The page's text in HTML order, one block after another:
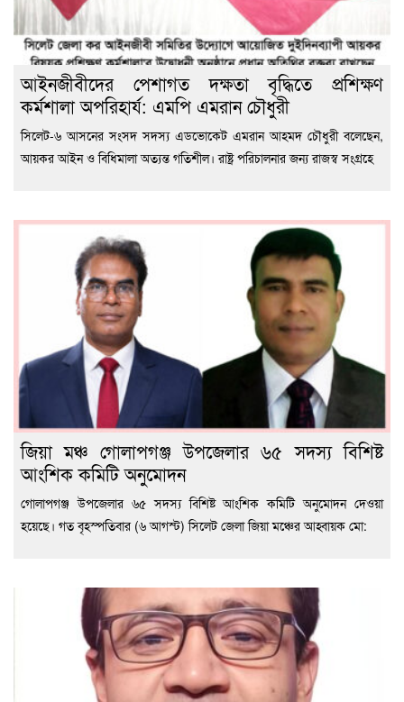
আইনজীবীদের পেশাগত দক্ষতা বৃদ্ধিতে প্রশিক্ষণ
কর্মশালা অপরিহার্য: এমপি এমরান চৌধুরী
‎সিলেট-৬ আসনের সংসদ সদস্য এডভোকেট এমরান আহমদ চৌধুরী বলেছেন,
আয়কর আইন ও বিধিমালা অত্যন্ত গতিশীল। রাষ্ট্র পরিচালনার জন্য রাজস্ব সংগ্রহে
জিয়া মঞ্চ গোলাপগঞ্জ উপজেলার ৬৫ সদস্য বিশিষ্ট
আংশিক কমিটি অনুমোদন
গোলাপগঞ্জ উপজেলার ৬৫ সদস্য বিশিষ্ট আংশিক কমিটি অনুমোদন দেওয়া
হয়েছে। গত বৃহস্পতিবার (৬ আগস্ট) সিলেট জেলা জিয়া মঞ্চের আহ্বায়ক মো: